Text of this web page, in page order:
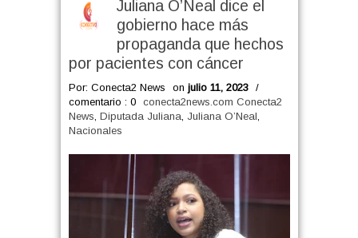
Juliana O’Neal dice el
gobierno hace más
propaganda que hechos
por pacientes con cáncer
Por: Conecta2 News on julio 11, 2023
/
comentario : 0
conecta2news.com Conecta2
News, Diputada Juliana, Juliana O’Neal,
Nacionales